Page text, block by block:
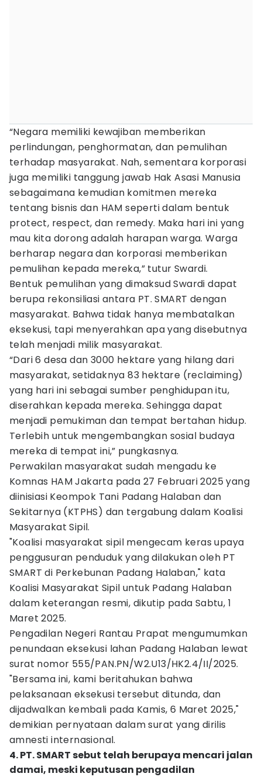
“Negara memiliki kewajiban memberikan
perlindungan, penghormatan, dan pemulihan
terhadap masyarakat. Nah, sementara korporasi
juga memiliki tanggung jawab Hak Asasi Manusia
sebagaimana kemudian komitmen mereka
tentang bisnis dan HAM seperti dalam bentuk
protect, respect, dan remedy. Maka hari ini yang
mau kita dorong adalah harapan warga. Warga
berharap negara dan korporasi memberikan
pemulihan kepada mereka,” tutur Swardi.
Bentuk pemulihan yang dimaksud Swardi dapat
berupa rekonsiliasi antara PT. SMART dengan
masyarakat. Bahwa tidak hanya membatalkan
eksekusi, tapi menyerahkan apa yang disebutnya
telah menjadi milik masyarakat.
“Dari 6 desa dan 3000 hektare yang hilang dari
masyarakat, setidaknya 83 hektare (reclaiming)
yang hari ini sebagai sumber penghidupan itu,
diserahkan kepada mereka. Sehingga dapat
menjadi pemukiman dan tempat bertahan hidup.
Terlebih untuk mengembangkan sosial budaya
mereka di tempat ini,” pungkasnya.
Perwakilan masyarakat sudah mengadu ke
Komnas HAM Jakarta pada 27 Februari 2025 yang
diinisiasi Keompok Tani Padang Halaban dan
Sekitarnya (KTPHS) dan tergabung dalam Koalisi
Masyarakat Sipil.
"Koalisi masyarakat sipil mengecam keras upaya
penggusuran penduduk yang dilakukan oleh PT
SMART di Perkebunan Padang Halaban," kata
Koalisi Masyarakat Sipil untuk Padang Halaban
dalam keterangan resmi, dikutip pada Sabtu, 1
Maret 2025.
Pengadilan Negeri Rantau Prapat mengumumkan
penundaan eksekusi lahan Padang Halaban lewat
surat nomor 555/PAN.PN/W2.U13/HK2.4/II/2025.
"Bersama ini, kami beritahukan bahwa
pelaksanaan eksekusi tersebut ditunda, dan
dijadwalkan kembali pada Kamis, 6 Maret 2025,"
demikian pernyataan dalam surat yang dirilis
amnesti internasional.
4. PT. SMART sebut telah berupaya mencari jalan
damai, meski keputusan pengadilan